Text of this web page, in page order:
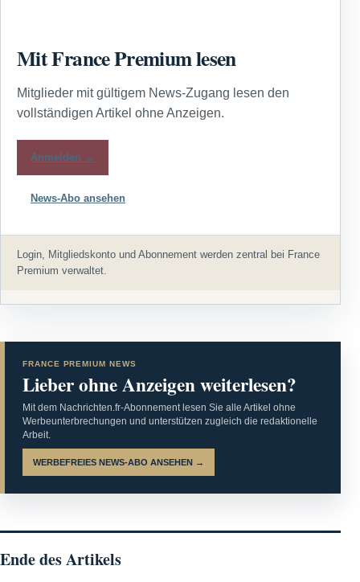
Mit France Premium lesen
Mitglieder mit gültigem News-Zugang lesen den
vollständigen Artikel ohne Anzeigen.
Anmelden →
News-Abo ansehen
Login, Mitgliedskonto und Abonnement werden zentral bei France
Premium verwaltet.
FRANCE PREMIUM NEWS
Lieber ohne Anzeigen weiterlesen?
Mit dem Nachrichten.fr-Abonnement lesen Sie alle Artikel ohne
Werbeunterbrechungen und unterstützen zugleich die redaktionelle
Arbeit.
WERBEFREIES NEWS-ABO ANSEHEN →
Ende des Artikels